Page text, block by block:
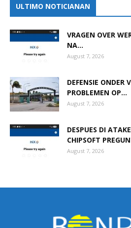
ULTIMO NOTICIANAN
VRAGEN OVER
NA...
August 7, 2026
DEFENSIE ONDER
PROBLEMEN OP...
August 7, 2026
DESPUES DI
CHIPSOFT
August 7, 2026